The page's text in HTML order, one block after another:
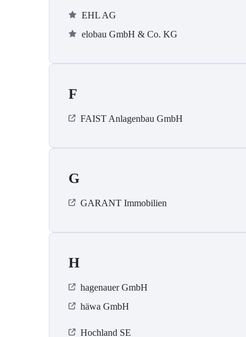
EHL AG
elobau GmbH & Co. KG
F
FAIST Anlagenbau GmbH
G
GARANT Immobilien
H
hagenauer GmbH
häwa GmbH
Hochland SE